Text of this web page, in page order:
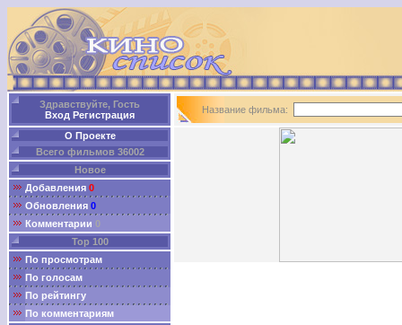
Здравствуйте, Гость
Вход Регистрация
О Проекте
Всего фильмов 36002
Новое
Добавления 0
Обновления 0
Комментарии 0
Top 100
По просмотрам
По голосам
По рейтингу
По комментариям
Название фильма: